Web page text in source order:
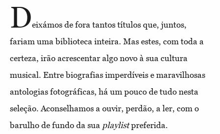
Deixámos de fora tantos títulos que, juntos,
fariam uma biblioteca inteira. Mas estes, com toda a
certeza, irão acrescentar algo novo à sua cultura
musical. Entre biografias imperdíveis e maravilhosas
antologias fotográficas, há um pouco de tudo nesta
seleção. Aconselhamos a ouvir, perdão, a ler, com o
barulho de fundo da sua playlistpreferida.